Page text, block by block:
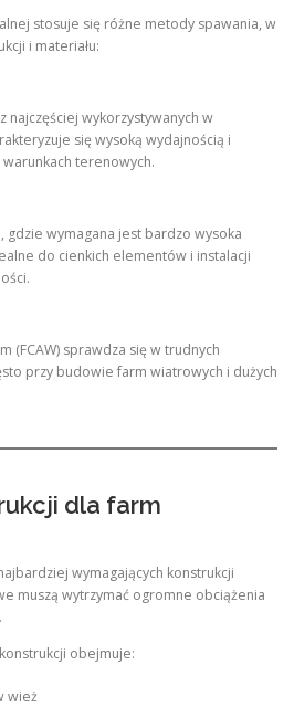
stosuje się różne metody spawania, w
i materiału:
najczęściej wykorzystywanych w
się wysoką wydajnością i
terenowych.
gdzie wymagana jest bardzo wysoka
do cienkich elementów i instalacji
(FCAW) sprawdza się w trudnych
przy budowie farm wiatrowych i dużych
dla farm
wymagających konstrukcji
muszą wytrzymać ogromne obciążenia
obejmuje:
wież